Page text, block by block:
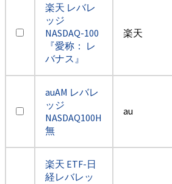
楽天 レバレ
ッジ
NASDAQ-100
『愛称： レ
バナス』
楽天
auAM レバレ
ッジ
NASDAQ100H
無
au
楽天 ETF-日
経レバレッ